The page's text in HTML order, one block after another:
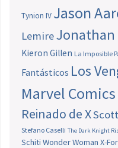
Tynion IV Jason
LemireJonathan
Kieron Gillen La Imposible
Fantásticos Los
Marvel Comics
Reinado de X
Stefano Caselli The Dark Knight
Schiti Wonder Woman X-